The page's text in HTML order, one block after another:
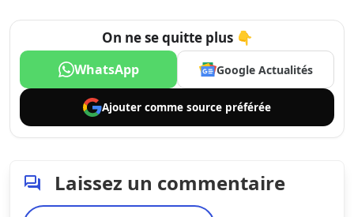
On ne se quitte plus 👇
WhatsApp Google Actualités
Ajouter comme source préférée
Laissez un commentaire